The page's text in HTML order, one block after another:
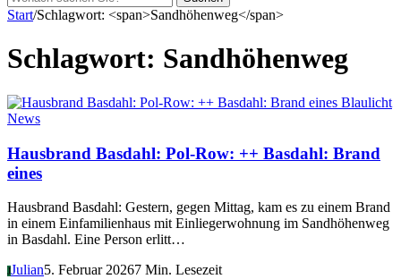
nach:
Start/Schlagwort: <span>Sandhöhenweg</span>
Schlagwort: Sandhöhenweg
Blaulicht
News
Hausbrand Basdahl: Pol-Row: ++ Basdahl: Brand
eines
Hausbrand Basdahl: Gestern, gegen Mittag, kam es zu einem Brand
in einem Einfamilienhaus mit Einliegerwohnung im Sandhöhenweg
in Basdahl. Eine Person erlitt…
JJulian5. Februar 20267 Min. Lesezeit